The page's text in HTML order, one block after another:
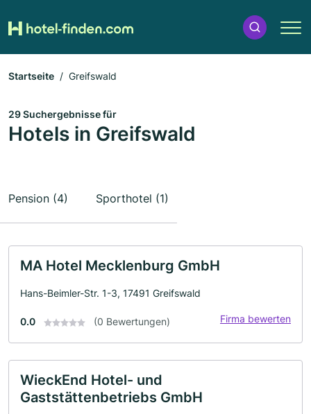
Startseite Greifswald
29 Suchergebnisse für
Hotels in Greifswald
Pension (4) Sporthotel (1)
MA Hotel Mecklenburg GmbH
Hans-Beimler-Str. 1-3, 17491 Greifswald
0.0 (0 Bewertungen) Firma bewerten
WieckEnd Hotel- und
Gaststättenbetriebs GmbH